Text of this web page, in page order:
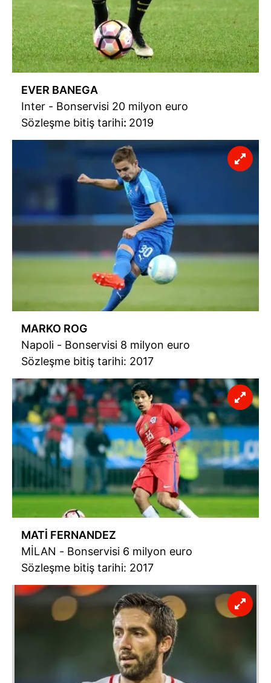
EVER BANEGA
Inter - Bonservisi 20 milyon euro
Sözleşme bitiş tarihi: 2019
MARKO ROG
Napoli - Bonservisi 8 milyon euro
Sözleşme bitiş tarihi: 2017
MATİ FERNANDEZ
MİLAN - Bonservisi 6 milyon euro
Sözleşme bitiş tarihi: 2017